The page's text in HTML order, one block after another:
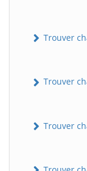
Trouver
Trouver
Trouver